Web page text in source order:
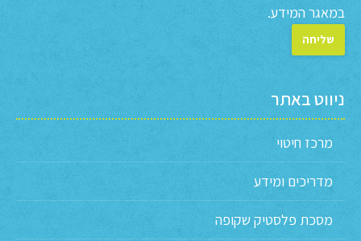
במאגר המידע.
ניווט באתר
מרכז חיטוי
מדריכים ומידע
מסכת פלסטיק שקופה